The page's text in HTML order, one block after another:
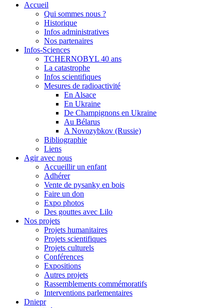
Accueil
Qui sommes nous ?
Historique
Infos administratives
Nos partenaires
Infos-Sciences
TCHERNOBYL 40 ans
La catastrophe
Infos scientifiques
Mesures de radioactivité
En Alsace
En Ukraine
De Champignons en Ukraine
Au Bélarus
A Novozybkov (Russie)
Bibliographie
Liens
Agir avec nous
Accueillir un enfant
Adhérer
Vente de pysanky en bois
Faire un don
Expo photos
Des gouttes avec Lilo
Nos projets
Projets humanitaires
Projets scientifiques
Projets culturels
Conférences
Expositions
Autres projets
Rassemblements commémoratifs
Interventions parlementaires
Dniepr